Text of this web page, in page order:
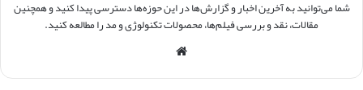
شما می‌توانید به آخرین اخبار و گزارش‌ها در این حوزه‌ها دسترسی پیدا کنید و همچنین
مقالات، نقد و بررسی فیلم‌ها، محصولات تکنولوژی و مد را مطالعه کنید.